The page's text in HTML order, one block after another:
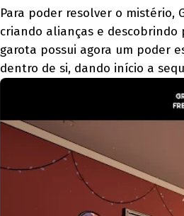
Para poder resolver o mistério,
criando alianças e descobrindo
garota possui agora um poder
dentro de si, dando início a